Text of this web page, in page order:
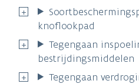
knoflookpad
Tegengaan
bestrijdingsmiddelen
Tegengaan